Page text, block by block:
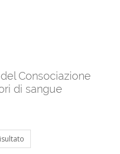
Consociazione
di sangue